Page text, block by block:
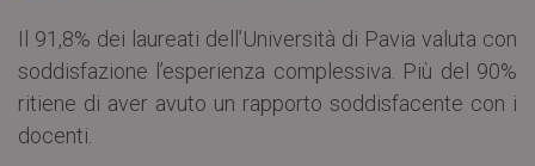
Il 91,8% dei laureati dell’Università di Pavia valuta con
soddisfazione l’esperienza complessiva. Più del 90%
ritiene di aver avuto un rapporto soddisfacente con i
docenti.